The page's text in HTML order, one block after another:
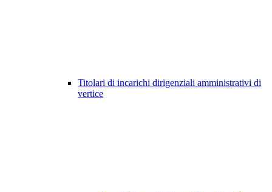
Titolari di incarichi dirigenziali amministrativi di
vertice